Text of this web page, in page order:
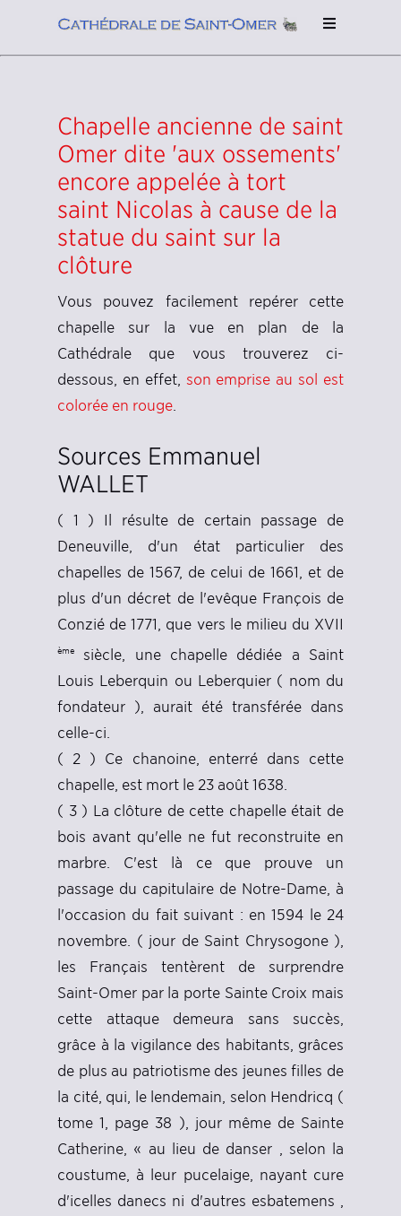
Chapelle ancienne de saint
Omer dite 'aux ossements'
encore appelée à tort
saint Nicolas à cause de la
statue du saint sur la
clôture
Vous pouvez facilement repérer cette
chapelle sur la vue en plan de la
Cathédrale que vous trouverez ci-
dessous, en effet, son emprise au sol est
colorée en rouge.
Sources Emmanuel
WALLET
( 1 ) Il résulte de certain passage de
Deneuville, d'un état particulier des
chapelles de 1567, de celui de 1661, et de
plus d'un décret de l'evêque François de
Conzié de 1771, que vers le milieu du XVII
ème
siècle, une chapelle dédiée a Saint
Louis Leberquin ou Leberquier ( nom du
fondateur ), aurait été transférée dans
celle-ci.
( 2 ) Ce chanoine, enterré dans cette
chapelle, est mort le 23 août 1638.
( 3 ) La clôture de cette chapelle était de
bois avant qu'elle ne fut reconstruite en
marbre. C'est là ce que prouve un
passage du capitulaire de Notre-Dame, à
l'occasion du fait suivant : en 1594 le 24
novembre. ( jour de Saint Chrysogone ),
les Français tentèrent de surprendre
Saint-Omer par la porte Sainte Croix mais
cette attaque demeura sans succès,
grâce à la vigilance des habitants, grâces
de plus au patriotisme des jeunes filles de
la cité, qui, le lendemain, selon Hendricq (
tome 1, page 38 ), jour même de Sainte
Catherine, « au lieu de danser , selon la
coustume, à leur pucelaige, nayant cure
d'icelles danecs ni d'autres esbatemens ,